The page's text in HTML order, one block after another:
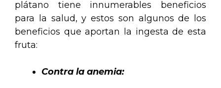
plátano tiene innumerables beneficios
para la salud, y estos son algunos de los
beneficios que aportan la ingesta de esta
fruta:
Contra la anemia: